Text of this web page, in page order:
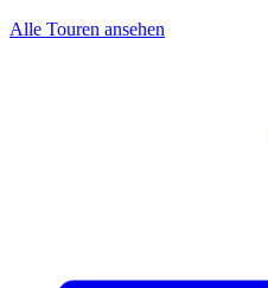
Alle Touren ansehen